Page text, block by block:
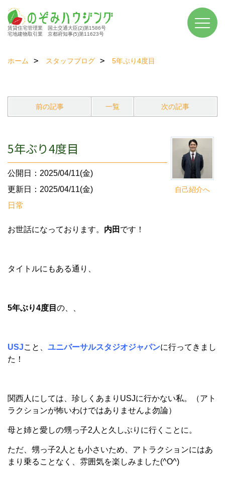
賃貸住宅管理業 国土交通大臣(2)第1586号
宅地建物取引業 京都府知事(5)第11623号
ホーム スタッフブログ 5年ぶり4度目
前の記事 一覧 次の記事
自己紹介へ
5年ぶり4度目
公開日：2025/04/11(金)
更新日：2025/04/11(金)
日常
お世話になっております。 内田 です！
タイトルにもある通り、
5年ぶり4度目 の、、
USJこと、 ユニバーサルスタジオジャパンに行ってきまし
た！
関西人にしては、珍しくあまりUSJに行かない私。（アト
ラクションが怖いわけではありませんよ勿論）
母と姉と愛しの甥っ子2人と久しぶりに行くことに。
ただ、甥っ子2人とも小さいため、アトラクションにはあ
まり乗ることなく、雰囲気を楽しみました(^O^)